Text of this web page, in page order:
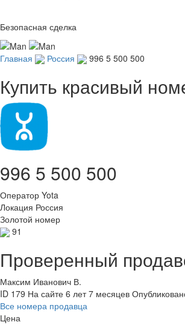
Безопасная сделка
Главная Россия 996 5 500 500
Купить красивый
996 5 500 500
Оператор Yota
Локация Россия
Золотой номер
91
Проверенный
Максим Иванович В.
ID 179 На сайте 6 лет 7 месяцев
Все номера продавца
Цена